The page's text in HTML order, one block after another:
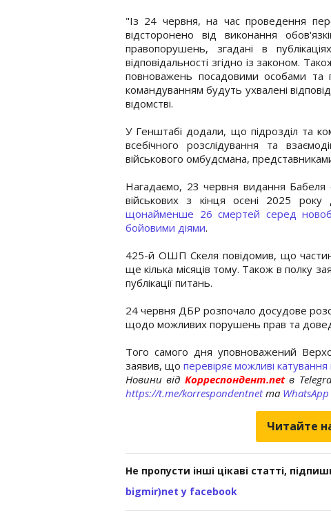
"Із 24 червня, на час проведення
відсторонено від виконання
правопорушень, згадані в
відповідальності згідно із законом.
повноважень посадовими особами та
командуванням будуть ухвалені
відомстві.
У Генштабі додали, що підрозділ та
всебічного розслідування та
військового омбудсмана,
Нагадаємо, 23 червня видання Бабеля
військових з кінця осені 2025
щонайменше 26 смертей серед
бойовими діями.
425-й ОШП Скеля повідомив, що
ще кілька місяців тому. Також в полку
публікації питань.
24 червня ДБР розпочало досудове
щодо можливих порушень прав та
Того самого дня уповноважений
заявив, що перевіряє можливі
Новини від Корреспондент.netв
https://t.me/korrespondentnetта WhatsApp
Читайте
Не пропусти інші цікаві статті,
bigmir)net у facebook